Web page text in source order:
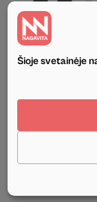
© 2026 Visos
Tekstinis ir grafinis
Šioje svetainėje